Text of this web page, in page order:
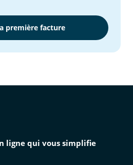
première facture
ligne qui vous simplifie